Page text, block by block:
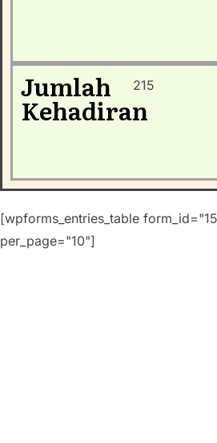
Jumlah
Kehadiran
215
[wpforms_entries_table
per_page="10"]